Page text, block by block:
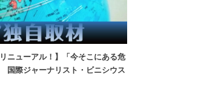
ニューアル！】「今そこにある危
国際ジャーナリスト・ビニシウス